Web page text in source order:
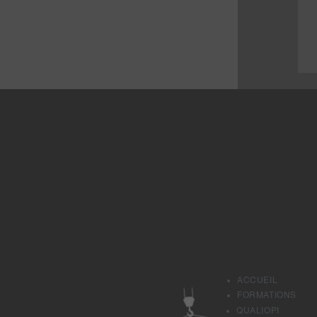
ACCUEIL
FORMATIONS
QUALIOPI